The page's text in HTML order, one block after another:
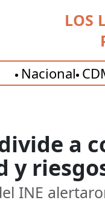
LOS
Nacional
a
y
INE